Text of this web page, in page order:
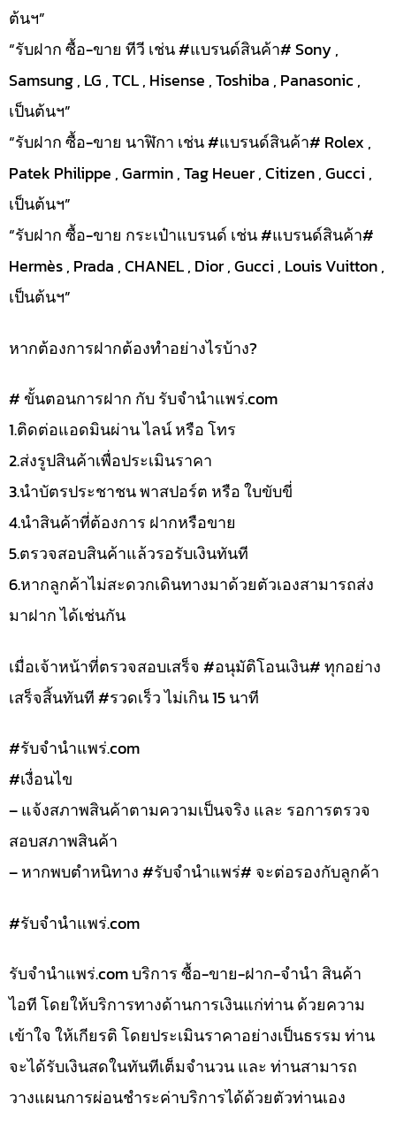
ต้นฯ”
“รับฝาก ซื้อ-ขาย ทีวี เช่น #แบรนด์สินค้า# Sony ,
Samsung , LG , TCL , Hisense , Toshiba , Panasonic ,
เป็นต้นฯ”
“รับฝาก ซื้อ-ขาย นาฬิกา เช่น #แบรนด์สินค้า# Rolex ,
Patek Philippe , Garmin , Tag Heuer , Citizen , Gucci ,
เป็นต้นฯ”
“รับฝาก ซื้อ-ขาย กระเป๋าแบรนด์ เช่น #แบรนด์สินค้า#
Hermès , Prada , CHANEL , Dior , Gucci , Louis Vuitton ,
เป็นต้นฯ”
หากต้องการฝากต้องทำอย่างไรบ้าง?
# ขั้นตอนการฝาก กับ รับจำนำแพร่.com
1.ติดต่อแอดมินผ่าน ไลน์ หรือ โทร
2.ส่งรูปสินค้าเพื่อประเมินราคา
3.นำบัตรประชาชน พาสปอร์ต หรือ ใบขับขี่
4.นำสินค้าที่ต้องการ ฝากหรือขาย
5.ตรวจสอบสินค้าแล้วรอรับเงินทันที
6.หากลูกค้าไม่สะดวกเดินทางมาด้วยตัวเองสามารถส่ง
มาฝาก ได้เช่นกัน
เมื่อเจ้าหน้าที่ตรวจสอบเสร็จ #อนุมัติโอนเงิน# ทุกอย่าง
เสร็จสิ้นทันที #รวดเร็ว ไม่เกิน 15 นาที
#รับจํานําแพร่.com
#เงื่อนไข
– แจ้งสภาพสินค้าตามความเป็นจริง และ รอการตรวจ
สอบสภาพสินค้า
– หากพบตำหนิทาง #รับจำนำแพร่# จะต่อรองกับลูกค้า
#รับจํานําแพร่.com
รับจํานําแพร่.com บริการ ซื้อ-ขาย-ฝาก-จำนำ สินค้า
ไอที โดยให้บริการทางด้านการเงินแก่ท่าน ด้วยความ
เข้าใจ ให้เกียรติ โดยประเมินราคาอย่างเป็นธรรม ท่าน
จะได้รับเงินสดในทันทีเต็มจำนวน และ ท่านสามารถ
วางแผนการผ่อนชำระค่าบริการได้ด้วยตัวท่านเอง